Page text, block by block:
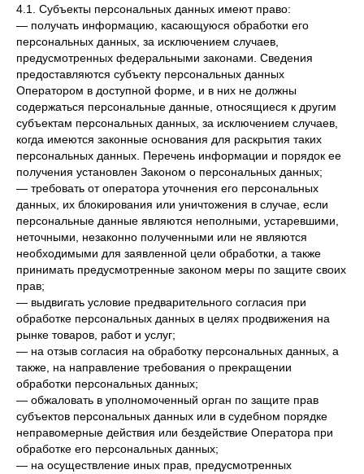
4.1. Субъекты персональных данных имеют право:
— получать информацию, касающуюся обработки его
персональных данных, за исключением случаев,
предусмотренных федеральными законами. Сведения
предоставляются субъекту персональных данных
Оператором в доступной форме, и в них не должны
содержаться персональные данные, относящиеся к другим
субъектам персональных данных, за исключением случаев,
когда имеются законные основания для раскрытия таких
персональных данных. Перечень информации и порядок ее
получения установлен Законом о персональных данных;
— требовать от оператора уточнения его персональных
данных, их блокирования или уничтожения в случае, если
персональные данные являются неполными, устаревшими,
неточными, незаконно полученными или не являются
необходимыми для заявленной цели обработки, а также
принимать предусмотренные законом меры по защите своих
прав;
— выдвигать условие предварительного согласия при
обработке персональных данных в целях продвижения на
рынке товаров, работ и услуг;
— на отзыв согласия на обработку персональных данных, а
также, на направление требования о прекращении
обработки персональных данных;
— обжаловать в уполномоченный орган по защите прав
субъектов персональных данных или в судебном порядке
неправомерные действия или бездействие Оператора при
обработке его персональных данных;
— на осуществление иных прав, предусмотренных